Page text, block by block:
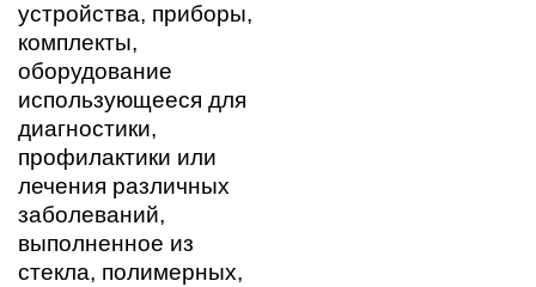
устройства, приборы,
комплекты,
оборудование
использующееся для
диагностики,
профилактики или
лечения различных
заболеваний,
выполненное из
стекла, полимерных,